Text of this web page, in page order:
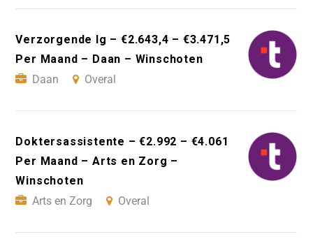
Verzorgende Ig – €2.643,4 – €3.471,5
Per Maand – Daan – Winschoten
Daan
Overal
Doktersassistente – €2.992 – €4.061
Per Maand – Arts en Zorg –
Winschoten
Arts en Zorg
Overal